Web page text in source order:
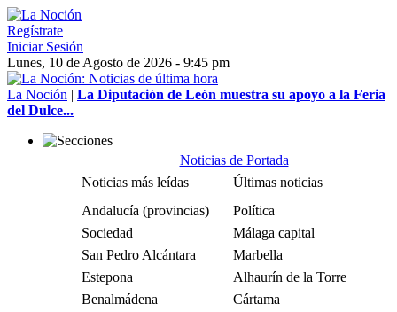
Regístrate
Iniciar Sesión
Lunes, 10 de Agosto de 2026 - 9:45 pm
La Noción | La Diputación de León muestra su apoyo a la Feria
del Dulce...
Noticias de Portada
Noticias más leídas
Últimas noticias
Andalucía (provincias)
Política
Sociedad
Málaga capital
San Pedro Alcántara
Marbella
Estepona
Alhaurín de la Torre
Benalmádena
Cártama